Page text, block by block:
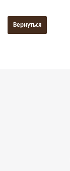
Вернуться